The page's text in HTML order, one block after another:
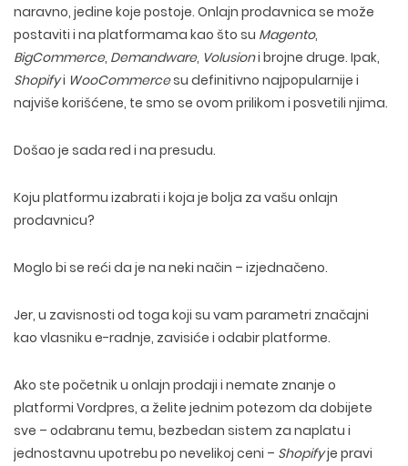
naravno, jedine koje postoje. Onlajn prodavnica se može
postaviti i na platformama kao što su Magento,
BigCommerce, Demandware, Volusioni brojne druge. Ipak,
Shopifyi WooCommercesu definitivno najpopularnije i
najviše korišćene, te smo se ovom prilikom i posvetili njima.
Došao je sada red i na presudu.
Koju platformu izabrati i koja je bolja za vašu onlajn
prodavnicu?
Moglo bi se reći da je na neki način – izjednačeno.
Jer, u zavisnosti od toga koji su vam parametri značajni
kao vlasniku e-radnje, zavisiće i odabir platforme.
Ako ste početnik u onlajn prodaji i nemate znanje o
platformi Vordpres, a želite jednim potezom da dobijete
sve – odabranu temu, bezbedan sistem za naplatu i
jednostavnu upotrebu po nevelikoj ceni – Shopifyje pravi